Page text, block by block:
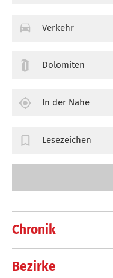
Chronik
Bezirke
Verkehr
Dolomiten
In der Nähe
Lesezeichen